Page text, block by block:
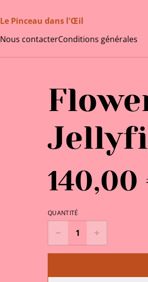
Le Pinceau dans l'Œil
Nous contacterConditions générales
140,00
QUANTITÉ